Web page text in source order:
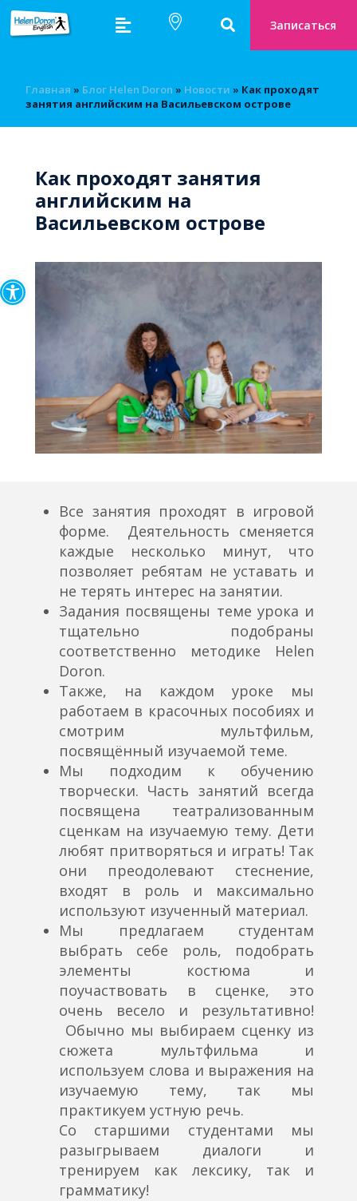
Открыть панель
Записаться
Главная » Блог Helen Doron » Новости » Как проходят
занятия английским на Васильевском острове
Как проходят занятия
английским на
Васильевском острове
Все занятия проходят в игровой
форме. Деятельность сменяется
каждые несколько минут, что
позволяет ребятам не уставать и
не терять интерес на занятии.
Задания посвящены теме урока и
тщательно подобраны
соответственно методике Helen
Doron.
Также, на каждом уроке мы
работаем в красочных пособиях и
смотрим мультфильм,
посвящённый изучаемой теме.
Мы подходим к обучению
творчески. Часть занятий всегда
посвящена театрализованным
сценкам на изучаемую тему. Дети
любят притворяться и играть! Так
они преодолевают стеснение,
входят в роль и максимально
используют изученный материал.
Мы предлагаем студентам
выбрать себе роль, подобрать
элементы костюма и
поучаствовать в сценке, это
очень весело и результативно!
Обычно мы выбираем сценку из
сюжета мультфильма и
используем слова и выражения на
изучаемую тему, так мы
практикуем устную речь.
Со старшими студентами мы
разыгрываем диалоги и
тренируем как лексику, так и
грамматику!